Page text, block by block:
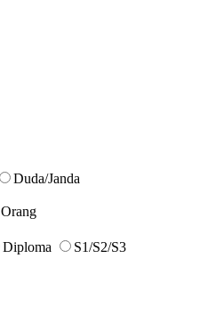
Duda/Janda
Orang
Diploma
S1/S2/S3